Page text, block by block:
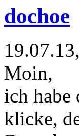
dochoe
Moin,
ich habe
klicke,